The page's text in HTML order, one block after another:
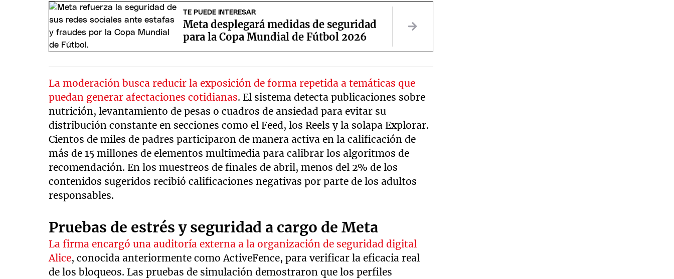
TE PUEDE INTERESAR
Meta desplegará medidas de seguridad
para la Copa Mundial de Fútbol 2026
La moderación busca reducir la exposición de forma repetida a temáticas que
puedan generar afectaciones cotidianas. El sistema detecta publicaciones sobre
nutrición, levantamiento de pesas o cuadros de ansiedad para evitar su
distribución constante en secciones como el Feed, los Reels y la solapa Explorar.
Cientos de miles de padres participaron de manera activa en la calificación de
más de 15 millones de elementos multimedia para calibrar los algoritmos de
recomendación. En los muestreos de finales de abril, menos del 2% de los
contenidos sugeridos recibió calificaciones negativas por parte de los adultos
responsables.
Pruebas de estrés y seguridad a cargo de Meta
La firma encargó una auditoría externa a la organización de seguridad digital
Alice, conocida anteriormente como ActiveFence, para verificar la eficacia real
de los bloqueos. Las pruebas de simulación demostraron que los perfiles